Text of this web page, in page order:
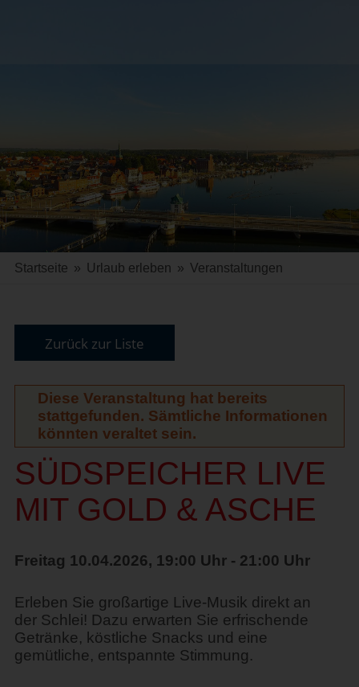
Startseite » Urlaub erleben » Veranstaltungen
Zurück zur Liste
Diese Veranstaltung hat bereits
stattgefunden. Sämtliche Informationen
könnten veraltet sein.
SÜDSPEICHER LIVE
MIT GOLD & ASCHE
Freitag 10.04.2026, 19:00 Uhr - 21:00 Uhr
Erleben Sie großartige Live-Musik direkt an
der Schlei! Dazu erwarten Sie erfrischende
Getränke, köstliche Snacks und eine
gemütliche, entspannte Stimmung.